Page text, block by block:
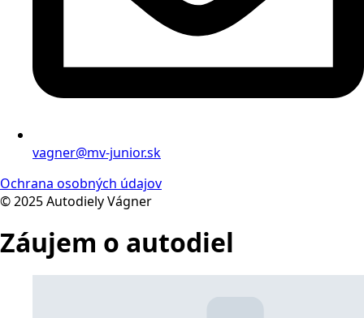
vagner@mv-junior.sk
Ochrana osobných údajov
© 2025 Autodiely Vágner
Záujem o autodiel